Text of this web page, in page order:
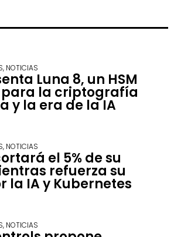
, NOTICIAS
Luna 8, un HSM
la criptografía
y la era de la IA
, NOTICIAS
el 5% de su
refuerza su
la IA y Kubernetes
, NOTICIAS